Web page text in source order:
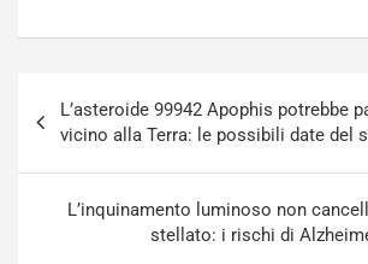
articoli
L’asteroide 99942 Apophis potrebbe
vicino alla Terra: le possibili date del
L’inquinamento luminoso non
stellato: i rischi di